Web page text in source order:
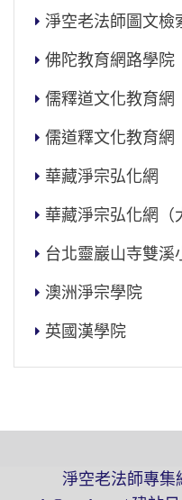
淨空老法師圖文檢
佛陀教育網路學院
儒釋道文化教育網
儒道釋文化教育網
華藏淨宗弘化網
華藏淨宗弘化網（
台北靈巖山寺雙溪
澳洲淨宗學院
英國漢學院
淨空老法師專集